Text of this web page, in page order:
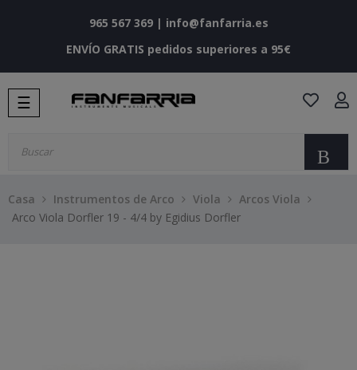
965 567 369| info@fanfarria.es
ENVÍO GRATIS pedidos superiores a 95€
Navegación
de
☰
Casa Instrumentos de Arco Viola
Arcos Viola
Arco Viola Dorfler 19 - 4/4 by Egidius Dorfler